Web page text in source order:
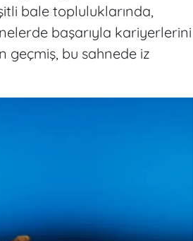
bale topluluklarında,
başarıyla kariyerlerini
geçmiş, bu sahnede iz